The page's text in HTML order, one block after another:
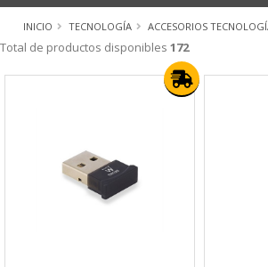
INICIO TECNOLOGÍA ACCESORIOS
Total de productos disponibles 172